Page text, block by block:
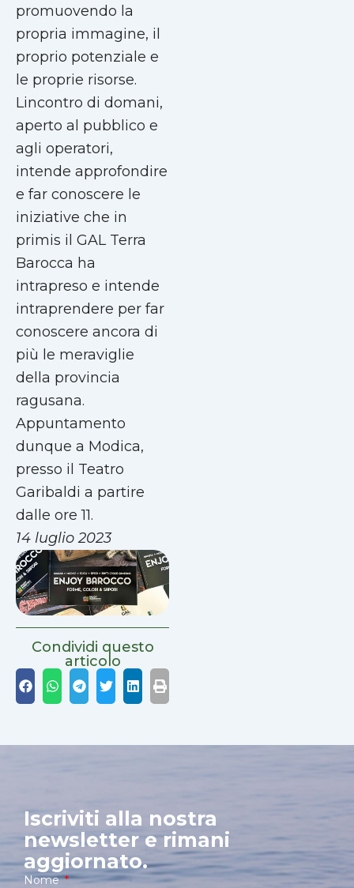
promuovendo la
propria immagine, il
proprio potenziale e
le proprie risorse.
Lincontro di domani,
aperto al pubblico e
agli operatori,
intende approfondire
e far conoscere le
iniziative che in
primis il GAL Terra
Barocca ha
intrapreso e intende
intraprendere per far
conoscere ancora di
più le meraviglie
della provincia
ragusana.
Appuntamento
dunque a Modica,
presso il Teatro
Garibaldi a partire
dalle ore 11.
14 luglio 2023
Condividi questo
articolo
Iscriviti alla nostra
newsletter e rimani
aggiornato.
Nome